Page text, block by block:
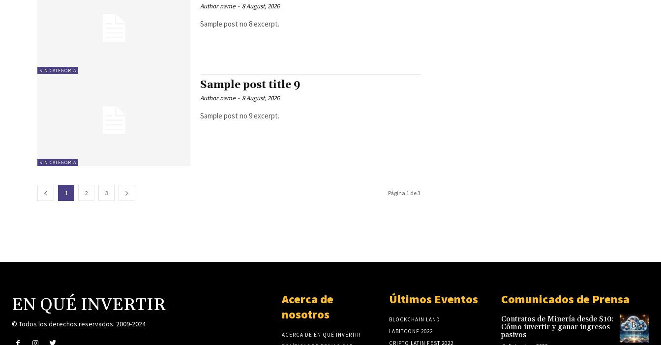
SIN CATEGORÍA
Author name - 8 August, 2026
Sample post no 8 excerpt.
SIN CATEGORÍA
Sample post title 9
Author name - 8 August, 2026
Sample post no 9 excerpt.
1 2 3 Página 1 de 3
EN QUÉ INVERTIR
© Todos los derechos reservados. 2009-2024
Acerca de
nosotros
ACERCA DE EN QUÉ INVERTIR
Últimos Eventos
BLOCKCHAIN LAND
LABITCONF 2022
CRIPTO LATIN FEST 2022
Comunicados de Prensa
Contratos de Minería desde $10:
Cómo invertir y ganar ingresos
pasivos